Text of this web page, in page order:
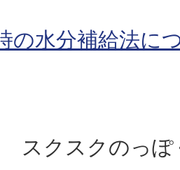
の水分補給法に
スクスクのっ